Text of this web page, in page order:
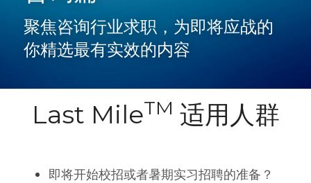
免费咨询
聚焦咨询行业求职，为即将应战的
你精选最有实效的内容
Last MileTM 适用人群
即将开始校招或者暑期实习招聘的准备？